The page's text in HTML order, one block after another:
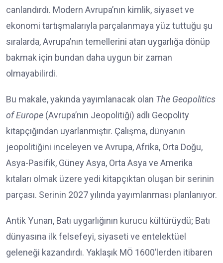
canlandırdı. Modern Avrupa’nın kimlik, siyaset ve
ekonomi tartışmalarıyla parçalanmaya yüz tuttuğu şu
sıralarda, Avrupa’nın temellerini atan uygarlığa dönüp
bakmak için bundan daha uygun bir zaman
olmayabilirdi.
Bu makale, yakında yayımlanacak olan The Geopolitics
of Europe (Avrupa’nın Jeopolitiği) adlı Geopolity
kitapçığından uyarlanmıştır. Çalışma, dünyanın
jeopolitiğini inceleyen ve Avrupa, Afrika, Orta Doğu,
Asya-Pasifik, Güney Asya, Orta Asya ve Amerika
kıtaları olmak üzere yedi kitapçıktan oluşan bir serinin
parçası. Serinin 2027 yılında yayımlanması planlanıyor.
Antik Yunan, Batı uygarlığının kurucu kültürüydü; Batı
dünyasına ilk felsefeyi, siyaseti ve entelektüel
geleneği kazandırdı. Yaklaşık MÖ 1600’lerden itibaren